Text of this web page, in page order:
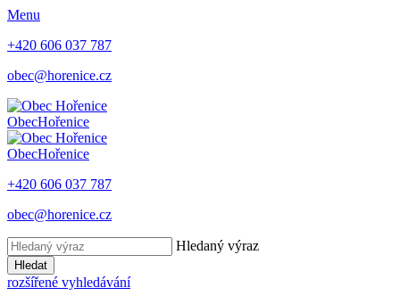
Menu
+420 606 037 787
obec@horenice.cz
ObecHořenice
ObecHořenice
+420 606 037 787
obec@horenice.cz
Hledaný výraz
Hledat
rozšířené vyhledávání